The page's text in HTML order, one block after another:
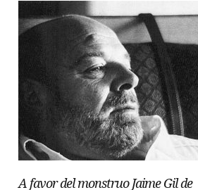
A favor del monstruo Jaime Gil de